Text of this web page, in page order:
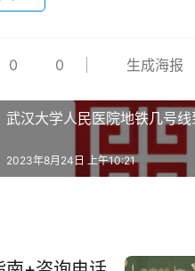
0 0 生成海报
武汉大学人民医院地铁几号
2023年8月24日 上午10:21